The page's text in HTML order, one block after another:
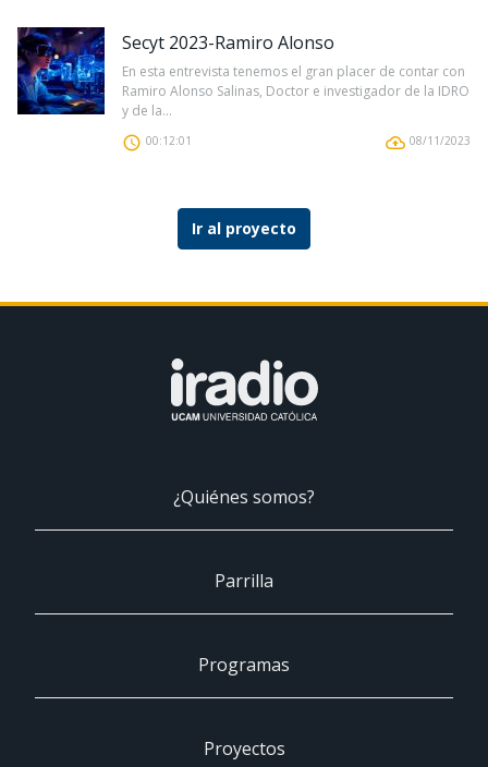
Secyt 2023-Ramiro Alonso
En esta entrevista tenemos el gran placer de contar con
Ramiro Alonso Salinas, Doctor e investigador de la IDRO
y de la...
00:12:01 08/11/2023
Ir al proyecto
¿Quiénes somos?
Parrilla
Programas
Proyectos